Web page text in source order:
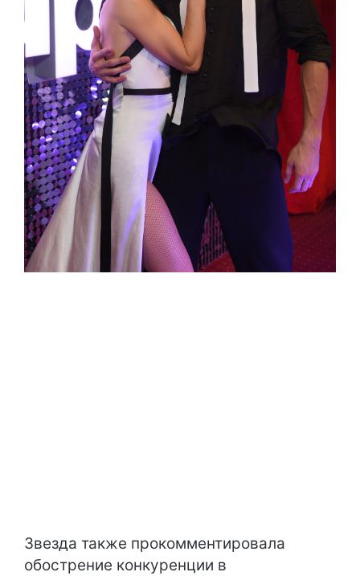
Звезда также прокомментировала
обострение конкуренции в